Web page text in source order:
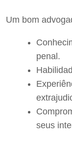
Um bom
penal.
seus